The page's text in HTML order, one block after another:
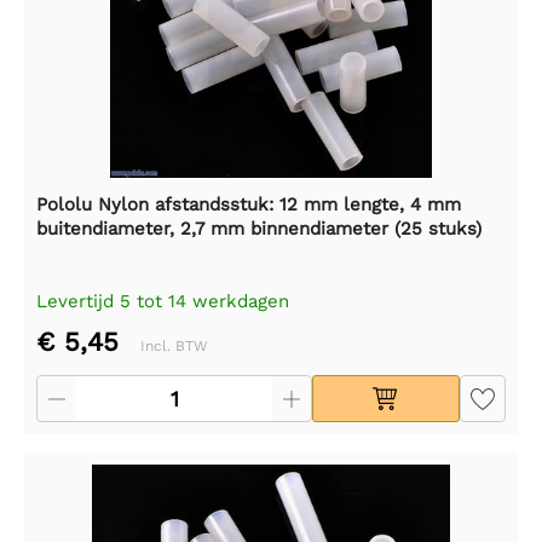
Pololu Nylon afstandsstuk: 12 mm lengte, 4 mm
buitendiameter, 2,7 mm binnendiameter (25 stuks)
Levertijd 5 tot 14 werkdagen
€ 5,45 Incl. BTW